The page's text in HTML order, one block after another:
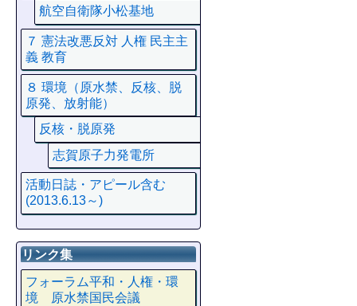
航空自衛隊小松基地
７ 憲法改悪反対 人権 民主主
義 教育
８ 環境（原水禁、反核、脱
原発、放射能）
反核・脱原発
志賀原子力発電所
活動日誌・アピール含む
(2013.6.13～)
リンク集
フォーラム平和・人権・環
境 原水禁国民会議